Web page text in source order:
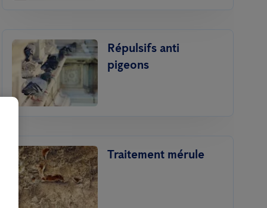
Répulsifs anti
pigeons
Traitement mérule